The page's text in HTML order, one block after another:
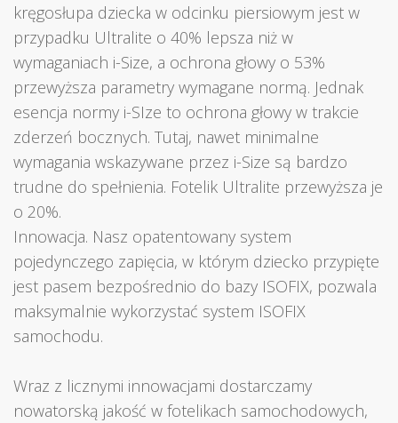
kręgosłupa dziecka w odcinku piersiowym jest w
przypadku Ultralite o 40% lepsza niż w
wymaganiach i-Size, a ochrona głowy o 53%
przewyższa parametry wymagane normą. Jednak
esencja normy i-SIze to ochrona głowy w trakcie
zderzeń bocznych. Tutaj, nawet minimalne
wymagania wskazywane przez i-Size są bardzo
trudne do spełnienia. Fotelik Ultralite przewyższa je
o 20%.
Innowacja. Nasz opatentowany system
pojedynczego zapięcia, w którym dziecko przypięte
jest pasem bezpośrednio do bazy ISOFIX, pozwala
maksymalnie wykorzystać system ISOFIX
samochodu.
Wraz z licznymi innowacjami dostarczamy
nowatorską jakość w fotelikach samochodowych,